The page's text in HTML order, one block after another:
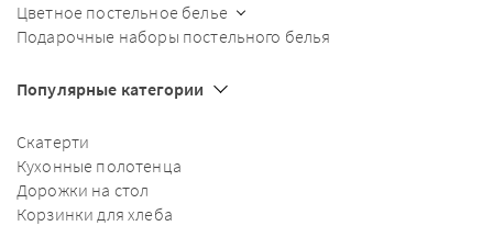
Цветное постельное белье
Подарочные наборы постельного белья
Популярные категории
Скатерти
Кухонные полотенца
Дорожки на стол
Корзинки для хлеба